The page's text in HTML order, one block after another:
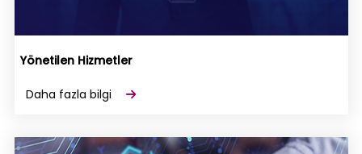
Yönetilen Hizmetler
Daha fazla bilgi